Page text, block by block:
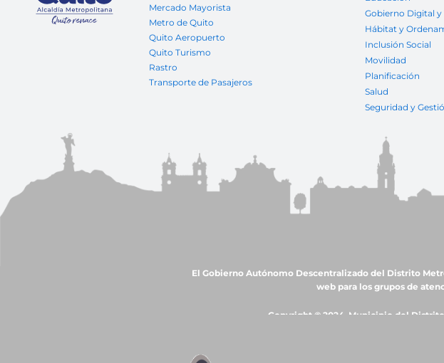
Mercado Mayorista
Metro de Quito
Quito Aeropuerto
Quito Turismo
Rastro
Transporte de Pasajeros
Gobierno Digital y
Hábitat y
Inclusión Social
Movilidad
Planificación
Salud
Seguridad y
El Gobierno Autónomo Descentralizado del Distrito
web para los grupos de
Copyright © 2024, Municipio del